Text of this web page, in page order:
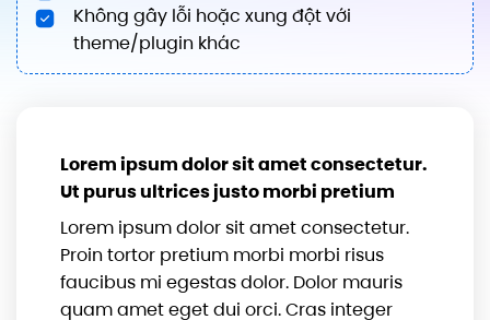
Lorem ipsum dolor sit amet consectetur.
Ut purus ultrices justo morbi pretium
Lorem ipsum dolor sit amet consectetur.
Proin tortor pretium morbi morbi risus
faucibus mi egestas dolor. Dolor mauris
quam amet eget dui orci. Cras integer
Không gây lỗi hoặc xung đột với
theme/plugin khác